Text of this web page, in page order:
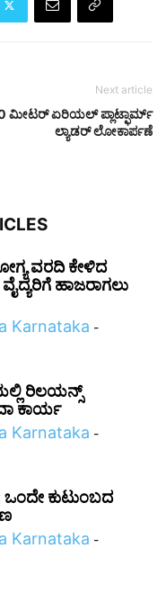
Next article
ಮೀಟರ್ ಏರಿಯಲ್ ಪ್ಲಾಟ್ಫಾರ್ಮ್
ಲ್ಯಾಡರ್ ಲೋಕಾರ್ಪಣೆ
ವರದಿ ಕೇಳಿದ
ಹಾಜರಾಗಲು
Karnataka -
ರಿಲಯನ್ಸ್
ಕಾರ್ಯ
Karnataka -
ಒಂದೇ ಕುಟುಂಬದ
Karnataka -